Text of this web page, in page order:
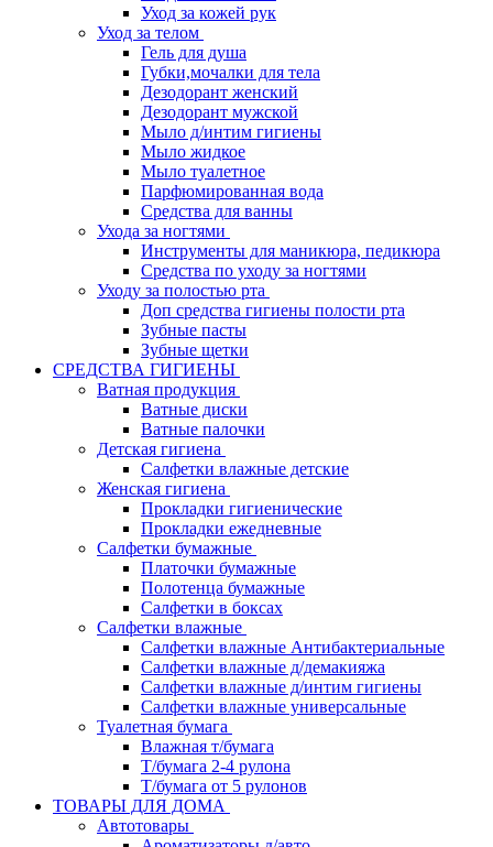
Уход за кожей рук
Уход за телом
Гель для душа
Губки,мочалки для тела
Дезодорант женский
Дезодорант мужской
Мыло д/интим гигиены
Мыло жидкое
Мыло туалетное
Парфюмированная вода
Средства для ванны
Ухода за ногтями
Инструменты для маникюра, педикюра
Средства по уходу за ногтями
Уходу за полостью рта
Доп средства гигиены полости рта
Зубные пасты
Зубные щетки
СРЕДСТВА ГИГИЕНЫ
Ватная продукция
Ватные диски
Ватные палочки
Детская гигиена
Салфетки влажные детские
Женская гигиена
Прокладки гигиенические
Прокладки ежедневные
Салфетки бумажные
Платочки бумажные
Полотенца бумажные
Салфетки в боксах
Салфетки влажные
Салфетки влажные Антибактериальные
Салфетки влажные д/демакияжа
Салфетки влажные д/интим гигиены
Салфетки влажные универсальные
Туалетная бумага
Влажная т/бумага
Т/бумага 2-4 рулона
Т/бумага от 5 рулонов
ТОВАРЫ ДЛЯ ДОМА
Автотовары